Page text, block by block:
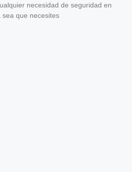
necesidad de seguridad en
sea que necesites